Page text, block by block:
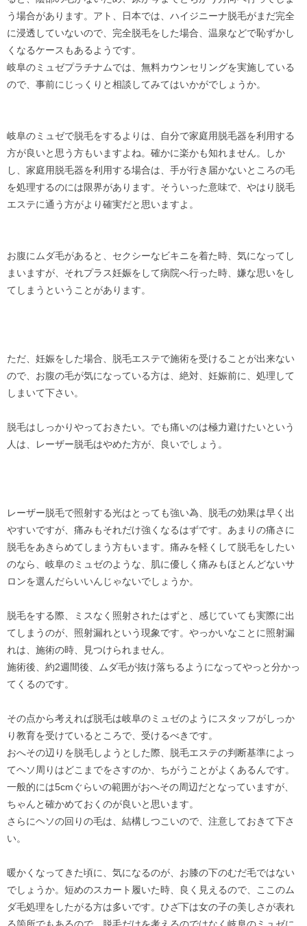
う場合があります。アト、日本では、ハイジニーナ脱毛がまだ完全
に浸透していないので、完全脱毛をした場合、温泉などで恥ずかし
くなるケースもあるようです。
岐阜のミュゼプラチナムでは、無料カウンセリングを実施している
ので、事前にじっくりと相談してみてはいかがでしょうか。
岐阜のミュゼで脱毛をするよりは、自分で家庭用脱毛器を利用する
方が良いと思う方もいますよね。確かに楽かも知れません。しか
し、家庭用脱毛器を利用する場合は、手が行き届かないところの毛
を処理するのには限界があります。そういった意味で、やはり脱毛
エステに通う方がより確実だと思いますよ。
お腹にムダ毛があると、セクシーなビキニを着た時、気になってし
まいますが、それプラス妊娠をして病院へ行った時、嫌な思いをし
てしまうということがあります。
ただ、妊娠をした場合、脱毛エステで施術を受けることが出来ない
ので、お腹の毛が気になっている方は、絶対、妊娠前に、処理して
しまいて下さい。
脱毛はしっかりやっておきたい。でも痛いのは極力避けたいという
人は、レーザー脱毛はやめた方が、良いでしょう。
レーザー脱毛で照射する光はとっても強い為、脱毛の効果は早く出
やすいですが、痛みもそれだけ強くなるはずです。あまりの痛さに
脱毛をあきらめてしまう方もいます。痛みを軽くして脱毛をしたい
のなら、岐阜のミュゼのような、肌に優しく痛みもほとんどないサ
ロンを選んだらいいんじゃないでしょうか。
脱毛をする際、ミスなく照射されたはずと、感じていても実際に出
てしまうのが、照射漏れという現象です。やっかいなことに照射漏
れは、施術の時、見つけられません。
施術後、約2週間後、ムダ毛が抜け落ちるようになってやっと分かっ
てくるのです。
その点から考えれば脱毛は岐阜のミュゼのようにスタッフがしっか
り教育を受けているところで、受けるべきです。
おへその辺りを脱毛しようとした際、脱毛エステの判断基準によっ
てヘソ周りはどこまでをさすのか、ちがうことがよくあるんです。
一般的には5cmぐらいの範囲がおへその周辺だとなっていますが、
ちゃんと確かめておくのが良いと思います。
さらにヘソの回りの毛は、結構しつこいので、注意しておきて下さ
い。
暖かくなってきた頃に、気になるのが、お膝の下のむだ毛ではない
でしょうか。短めのスカート履いた時、良く見えるので、ここのム
ダ毛処理をしたがる方は多いです。ひざ下は女の子の美しさが表れ